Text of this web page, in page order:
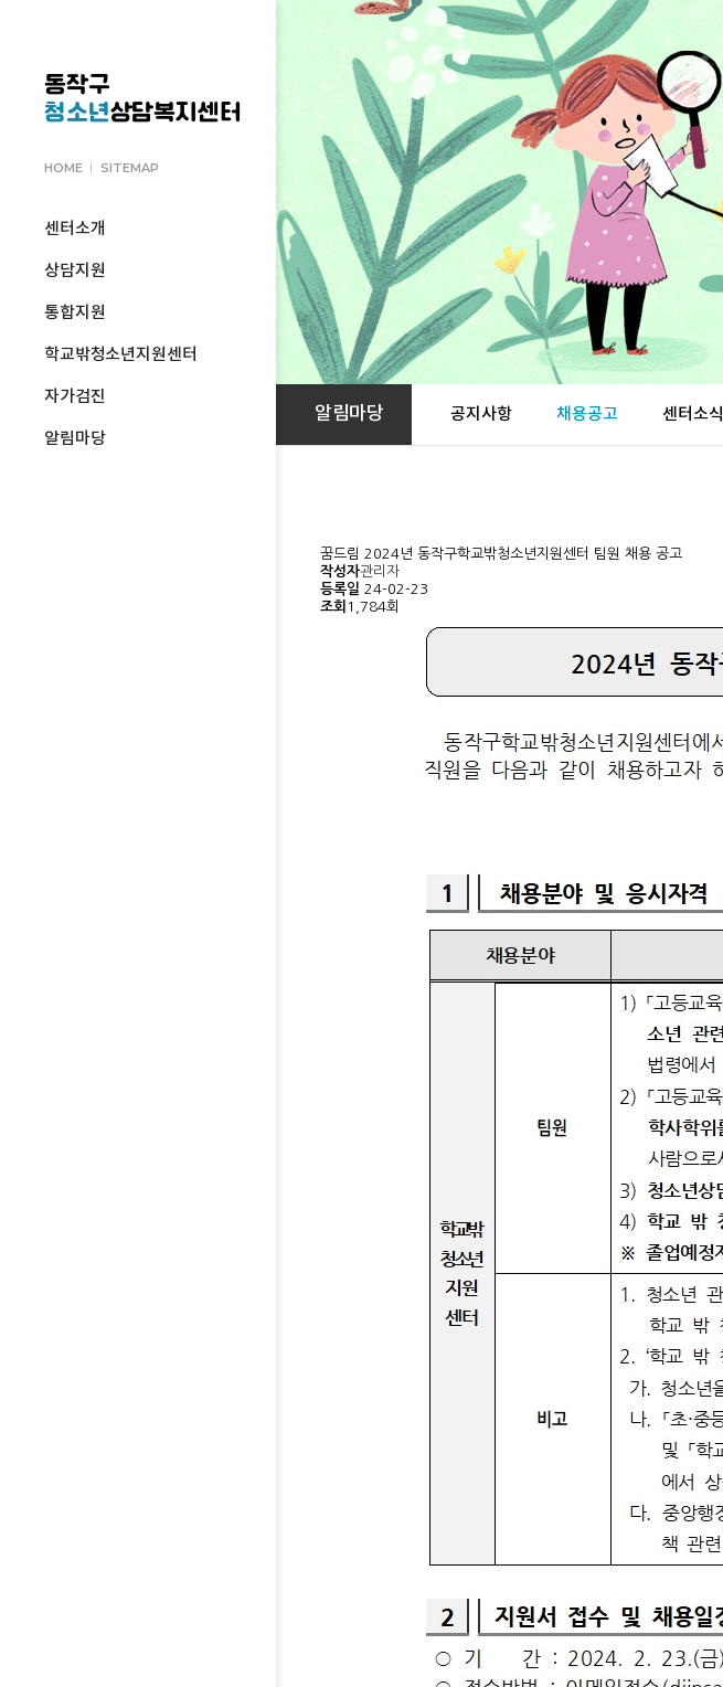
동작구
청소년상담복지센터
HOME SITEMAP
센터소개
상담지원
통합지원
학교밖청소년지원센터
자가검진
알림마당
알림마당 공지사항 채용공고 센터소식
꿈드림 2024년 동작구학교밖청소년지원센터 팀원 채용 공고
작성자관리자
등록일 24-02-23
조회 1,784회